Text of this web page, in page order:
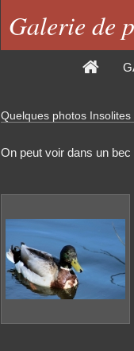
Galerie de
Quelques photos
On peut voir dans un